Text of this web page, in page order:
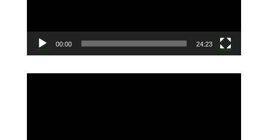
00:00 24:23